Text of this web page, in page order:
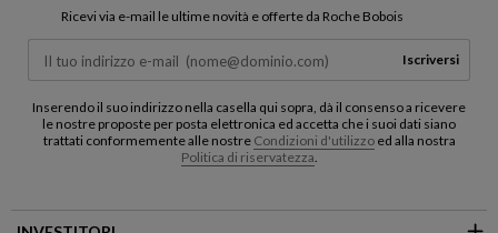
Ricevi via e-mail le ultime novità e offerte da Roche Bobois
Iscriversi
Inserendo il suo indirizzo nella casella qui sopra, dà il consenso a ricevere
le nostre proposte per posta elettronica ed accetta che i suoi dati siano
trattati conformemente alle nostre Condizioni d'utilizzoed alla nostra
Politica di riservatezza